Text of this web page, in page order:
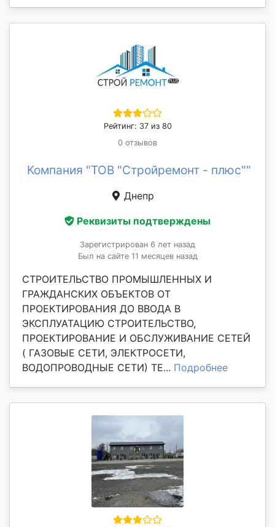
Рейтинг: 37 из 80
0 отзывов
Компания "ТОВ "Стройремонт - плюс""
Днепр
Реквизиты подтверждены
Зарегистрирован 6 лет назад
Был на сайте 11 месяцев назад
СТРОИТЕЛЬСТВО ПРОМЫШЛЕННЫХ И
ГРАЖДАНСКИХ ОБЪЕКТОВ ОТ
ПРОЕКТИРОВАНИЯ ДО ВВОДА В
ЭКСПЛУАТАЦИЮ СТРОИТЕЛЬСТВО,
ПРОЕКТИРОВАНИЕ И ОБСЛУЖИВАНИЕ СЕТЕЙ
( ГАЗОВЫЕ СЕТИ, ЭЛЕКТРОСЕТИ,
ВОДОПРОВОДНЫЕ СЕТИ) ТЕ... Подробнее